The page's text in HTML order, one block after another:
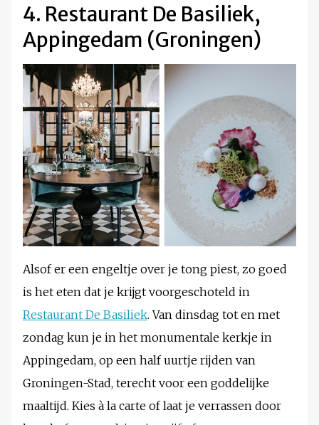
4. Restaurant De Basiliek,
Appingedam (Groningen)
Alsof er een engeltje over je tong piest, zo goed
is het eten dat je krijgt voorgeschoteld in
Restaurant De Basiliek. Van dinsdag tot en met
zondag kun je in het monumentale kerkje in
Appingedam, op een half uurtje rijden van
Groningen-Stad, terecht voor een goddelijke
maaltijd. Kies à la carte of laat je verrassen door